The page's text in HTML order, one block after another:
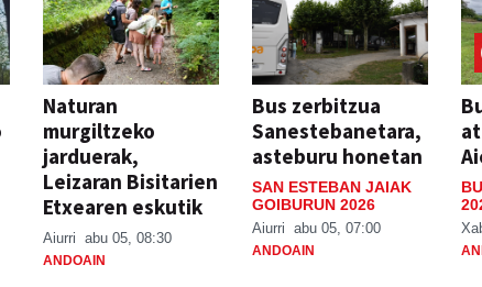
Naturan
murgiltzeko
jarduerak,
Leizaran Bisitarien
Etxearen eskutik
Aiurri abu 05, 08:30
ANDOAIN
Bus zerbitzua
Sanestebanetara,
asteburu honetan
SAN ESTEBAN JAIAK
GOIBURUN 2026
Aiurri abu 05, 07:00
ANDOAIN